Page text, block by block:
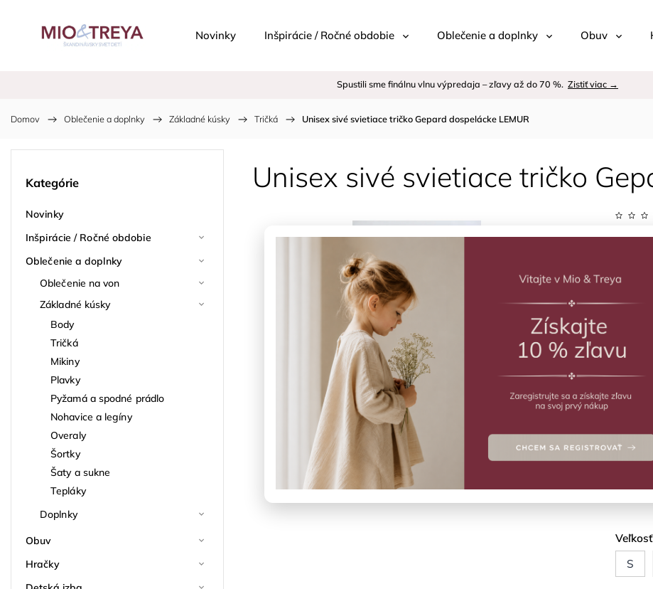
Novinky Inšpirácie / Ročné obdobie Oblečenie a doplnky Obuv
Spustili sme finálnu vlnu výpredaja – zľavy až do 70 %. Zistiť viac →
Domov / Oblečenie a doplnky / Základné kúsky / Tričká / Unisex sivé svietiace tričko Gepard dospelácke LEMUR
Kategórie
Novinky
Inšpirácie / Ročné obdobie
Oblečenie a doplnky
Oblečenie na von
Základné kúsky
Body
Tričká
Mikiny
Plavky
Pyžamá a spodné prádlo
Nohavice a legíny
Overaly
Šortky
Šaty a sukne
Tepláky
Doplnky
Obuv
Hračky
Unisex sivé svietiace tričko
Kód:
Veľkosť
S